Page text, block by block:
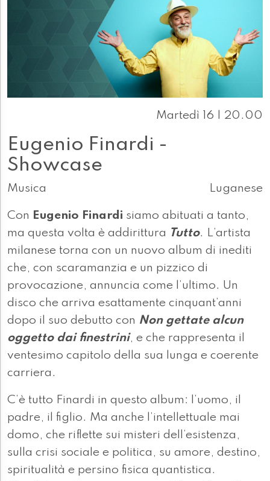
Martedì 16 | 20.00
Eugenio Finardi -
Showcase
Musica Luganese
Con Eugenio Finardi siamo abituati a tanto,
ma questa volta è addirittura Tutto. L’artista
milanese torna con un nuovo album di inediti
che, con scaramanzia e un pizzico di
provocazione, annuncia come l’ultimo. Un
disco che arriva esattamente cinquant’anni
dopo il suo debutto con Non gettate alcun
oggetto dai finestrini, e che rappresenta il
ventesimo capitolo della sua lunga e coerente
carriera.
C’è tutto Finardi in questo album: l’uomo, il
padre, il figlio. Ma anche l’intellettuale mai
domo, che riflette sui misteri dell’esistenza,
sulla crisi sociale e politica, su amore, destino,
spiritualità e persino fisica quantistica.